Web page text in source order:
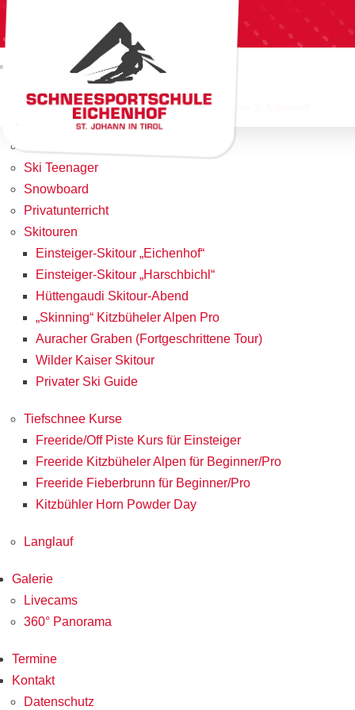
Angebote & Preise
Yappys Kinderskischule
Was mache ich mit meinem Kind unter 3 Jahren?
Ski Teenager
Snowboard
Privatunterricht
Skitouren
Einsteiger-Skitour „Eichenhof“
Einsteiger-Skitour „Harschbichl“
Hüttengaudi Skitour-Abend
„Skinning“ Kitzbüheler Alpen Pro
Auracher Graben (Fortgeschrittene Tour)
Wilder Kaiser Skitour
Privater Ski Guide
Tiefschnee Kurse
Freeride/Off Piste Kurs für Einsteiger
Freeride Kitzbüheler Alpen für Beginner/Pro
Freeride Fieberbrunn für Beginner/Pro
Kitzbühler Horn Powder Day
Langlauf
Galerie
Livecams
360° Panorama
Termine
Kontakt
Datenschutz